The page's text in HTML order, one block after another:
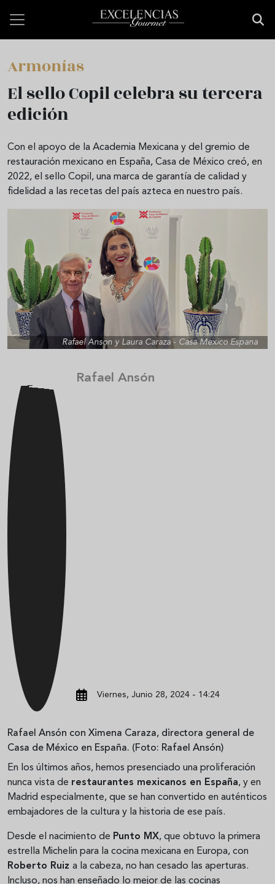
Armonías
El sello Copil celebra su tercera
edición
Con el apoyo de la Academia Mexicana y del gremio de
restauración mexicano en España, Casa de México creó, en
2022, el sello Copil, una marca de garantía de calidad y
fidelidad a las recetas del país azteca en nuestro país.
Rafael Anson y Laura Caraza - Casa Mexico Espana
Rafael Ansón
Viernes, Junio 28, 2024 - 14:24
Rafael Ansón con Ximena Caraza, directora general de
Casa de México en España. (Foto: Rafael Ansón)
En los últimos años, hemos presenciado una proliferación
nunca vista de restaurantes mexicanos en España, y en
Madrid especialmente, que se han convertido en auténticos
embajadores de la cultura y la historia de ese país.
Desde el nacimiento de Punto MX, que obtuvo la primera
estrella Michelin para la cocina mexicana en Europa, con
Roberto Ruiz a la cabeza, no han cesado las aperturas.
Incluso, nos han enseñado lo mejor de las cocinas